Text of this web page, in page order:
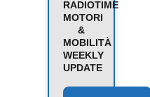
RADIOTIME
MOTORI
&
MOBILITÀ
WEEKLY
UPDATE